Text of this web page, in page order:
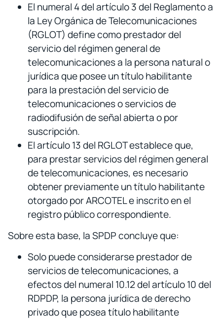
El numeral 4 del artículo 3 del Reglamento a
la Ley Orgánica de Telecomunicaciones
(RGLOT) define como prestador del
servicio del régimen general de
telecomunicaciones a la persona natural o
jurídica que posee un título habilitante
para la prestación del servicio de
telecomunicaciones o servicios de
radiodifusión de señal abierta o por
suscripción.
El artículo 13 del RGLOT establece que,
para prestar servicios del régimen general
de telecomunicaciones, es necesario
obtener previamente un título habilitante
otorgado por ARCOTEL e inscrito en el
registro público correspondiente.
Sobre esta base, la SPDP concluye que:
Solo puede considerarse prestador de
servicios de telecomunicaciones, a
efectos del numeral 10.12 del artículo 10 del
RDPDP, la persona jurídica de derecho
privado que posea título habilitante